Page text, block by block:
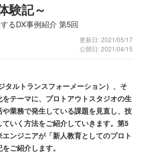
験記～
るDX事例紹介 第5回
更新日: 2021/05/17
公開日: 2021/04/15
タルトランスフォーメーション）、そ
テーマに、プロトアウトスタジオの生
業務で発生している課題を見直し、技
いく方法をご紹介していきます。第5
ンジニアが「新人教育としてのプロト
ご紹介します。